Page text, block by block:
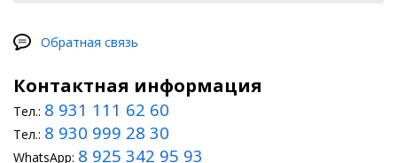
Обратная связь
Контактная информация
Тел.: 8 931 111 62 60
Тел.: 8 930 999 28 30
WhatsApp: 8 925 342 95 93